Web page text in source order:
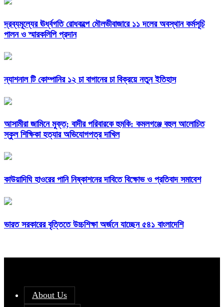
দ্রব্যমূল্যের ঊর্ধ্বগতি রোধকল্পে মৌলভীবাজারে ১১ দলের অবস্থান কর্মসূচি
পালন ও স্মারকলিপি প্রদান
ন্যাশনাল টি কোম্পানির ১২ চা বাগানের চা বিক্রয়ে নতুন ইতিহাস
আসামীরা জামিনে মুক্ত; বাদীর পরিবারকে হুমকি: কমলগঞ্জে বহুল আলোচিত
স্কুল শিক্ষিকা হত্যার অভিযোগপত্র দাখিল
কাউয়াদিঘি হাওরের পানি নিষ্কাশনের দাবিতে বিক্ষোভ ও প্রতিবাদ সমাবেশ
ভারত সরকারের বৃত্তিতে উচ্চশিক্ষা অর্জনে যাচ্ছেন ৫৪১ বাংলাদেশি
About Us